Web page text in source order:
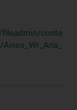
conte